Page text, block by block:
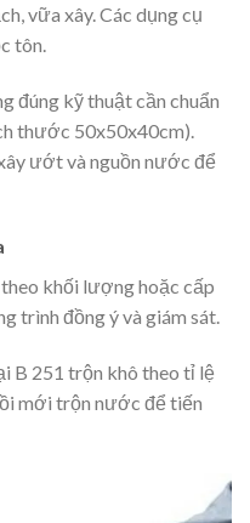
vữa xây. Các dụng cụ
tôn.
đúng kỹ thuật cần chuẩn
thước 50x50x40cm).
ướt và nguồn nước để
khối lượng hoặc cấp
trình đồng ý và giám sát.
B 251 trộn khô theo tỉ lệ
mới trộn nước để tiến